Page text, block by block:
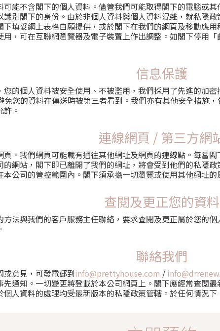
能不含閣下的個人資料。儘管我們可能取得閣下的電腦或
別閣下的身份。由於非個人資料與個人資料混雜，就私隱
填妥網上表格自願提供，或於閣下在我們的網頁及移動應
，可在互聯網瀏覽器及電子裝置上作出調整。如閣下停用
信息保護
的個人資料被安全使用、不被濫用，我們採用了先進的加
您的資料在傳送時被第三者看到。我們亦有其他安全措施
。
連線網頁 / 第三方網
。我們網頁可能載有通往其他網址及網頁的連線點。每當
網站，閣下即已離開了我們的網址，將會受到他們的私隱
公司的管控範圍內。閣下須承擔一切瀏覽或使用其他網址的
查閱及更正您的資料
法與我們的客戶服務主任聯絡，要求查閱及更正屬於您的
聯絡我們
意見，可發電郵到info@prettyhouse.com /
通知。一切變更將登載於本公司網頁上。閣下應經常查閲
人資料的處理均受最新版本的私隱政策管轄。於任何情況